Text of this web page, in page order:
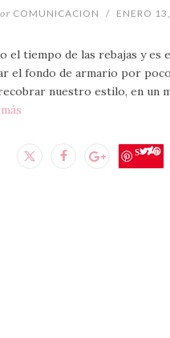
COMUNICACION / ENERO
el tiempo de las rebajas y es
el fondo de armario por
nuestro estilo, en un
Save